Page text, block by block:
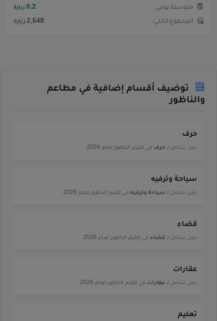
متوسط يومي: 0.2 زيارة
المجموع الكلي: 2,648 زيارة
توضيف أقسام إضافية في مطاعم
والناظور
حرف
دليل شامل لـ حرف في إقليم الناظور لعام 2026.
سياحة وترفيه
دليل شامل لـ سياحة وترفيه في إقليم الناظور لعام 2026.
قضاء
دليل شامل لـ قضاء في إقليم الناظور لعام 2026.
عقارات
دليل شامل لـ عقارات في إقليم الناظور لعام 2026.
تعليم